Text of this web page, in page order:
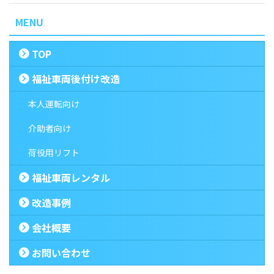
MENU
TOP
福祉車両後付け改造
本人運転向け
介助者向け
荷役用リフト
福祉車両レンタル
改造事例
会社概要
お問い合わせ